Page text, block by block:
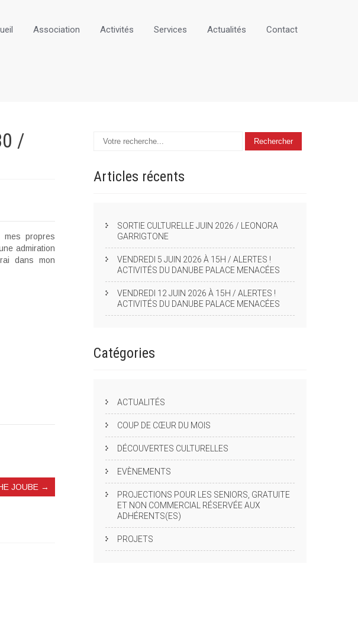
Association Activités Services Actualités Contact
/
propres
admiration
dans mon
JOUBE →
Articles récents
SORTIE CULTURELLE JUIN 2026 / LEONORA
GARRIGTONE
VENDREDI 5 JUIN 2026 À 15H / ALERTES !
ACTIVITÉS DU DANUBE PALACE MENACÉES
VENDREDI 12 JUIN 2026 À 15H / ALERTES !
ACTIVITÉS DU DANUBE PALACE MENACÉES
Catégories
ACTUALITÉS
COUP DE CŒUR DU MOIS
DÉCOUVERTES CULTURELLES
EVÈNEMENTS
PROJECTIONS POUR LES SENIORS, GRATUITE
ET NON COMMERCIAL RÉSERVÉE AUX
ADHÉRENTS(ES)
PROJETS